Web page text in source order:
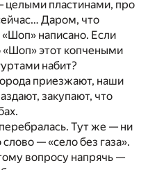
пластинами, про
Даром, что
написано. Если
«Шоп» этот копчеными
набит?
приезжают, наши
закупают, что
Тут же — ни
— «село без газа».
вопросу напрячь —